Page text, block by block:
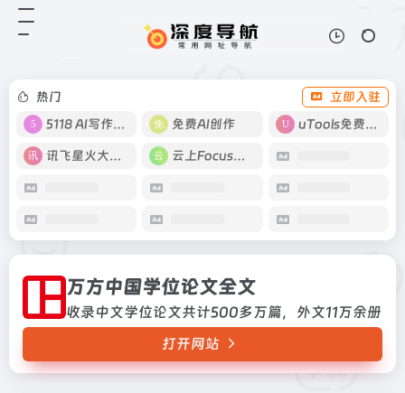
热门
立即入驻
5118 AI写作工具
免费AI创作 uTools免费工具箱
讯飞星火大模型 云上Focus接码
万方中国学位论文全文
收录中文学位论文共计500多万篇，外文11万余册
打开网站
万方中国学位论文全文